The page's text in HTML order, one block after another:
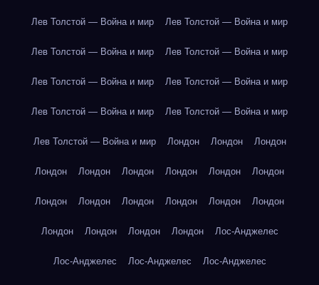
Лев Толстой — Война и мир Лев Толстой — Война и мир
Лев Толстой — Война и мир Лев Толстой — Война и мир
Лев Толстой — Война и мир Лев Толстой — Война и мир
Лев Толстой — Война и мир Лев Толстой — Война и мир
Лев Толстой — Война и мир Лондон Лондон Лондон
Лондон Лондон Лондон Лондон Лондон Лондон
Лондон Лондон Лондон Лондон Лондон Лондон
Лондон Лондон Лондон Лондон Лос-Анджелес
Лос-Анджелес Лос-Анджелес Лос-Анджелес